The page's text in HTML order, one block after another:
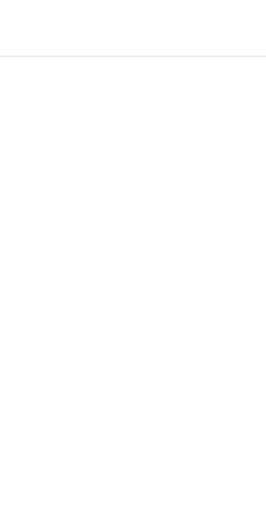
Зеркала TECHSPEC с низким
падения 0 или 45°, что делает их